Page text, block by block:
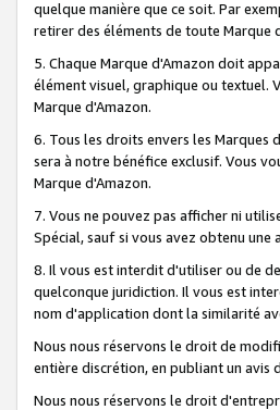
quelque manière que ce soit. Par
retirer des éléments de toute Marque
5. Chaque Marque d'Amazon doit
élément visuel, graphique ou textuel.
Marque d'Amazon.
6. Tous les droits envers les
sera à notre bénéfice exclusif. Vous
Marque d'Amazon.
7. Vous ne pouvez pas afficher ni
Spécial, sauf si vous avez obtenu
8. Il vous est interdit d'utiliser ou de
quelconque juridiction. Il vous est
nom d'application dont la similarité
Nous nous réservons le droit de
entière discrétion, en publiant un avis
Nous nous réservons le droit